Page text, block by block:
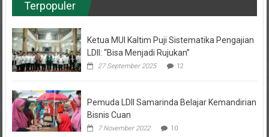
LDII: “Bisa Menjadi Rujukan”
27 September 2025 12
Bisnis Cuan
7 November 2022